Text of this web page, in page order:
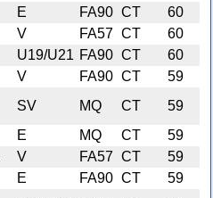
E FA90 CT
60
V FA57 CT
60
U19/U21 FA90 CT
60
V FA90 CT
59
SV MQ CT
59
E MQ CT
59
V FA57 CT
59
E FA90 CT
59